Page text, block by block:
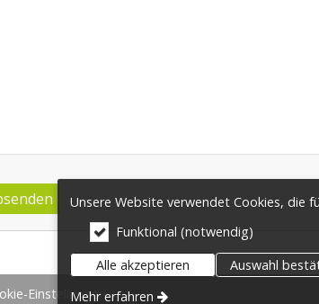
Einstellungen
Unsere Website verwendet Cookies, die
Funktional (notwendig)
Alle akzeptieren
Auswahl
Mehr erfahren